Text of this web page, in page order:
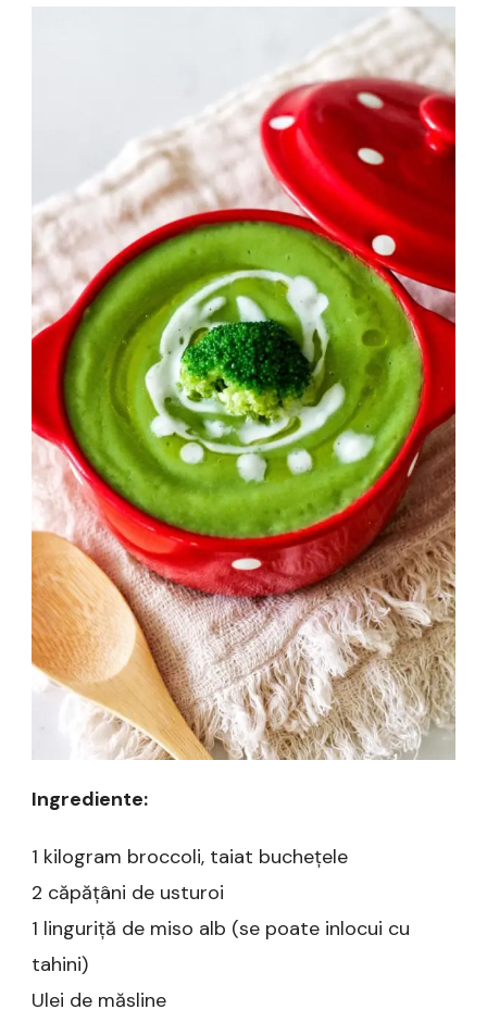
Ingrediente:
1 kilogram broccoli, taiat buchețele
2 căpățâni de usturoi
1 linguriță de miso alb (se poate inlocui cu
tahini)
Ulei de măsline